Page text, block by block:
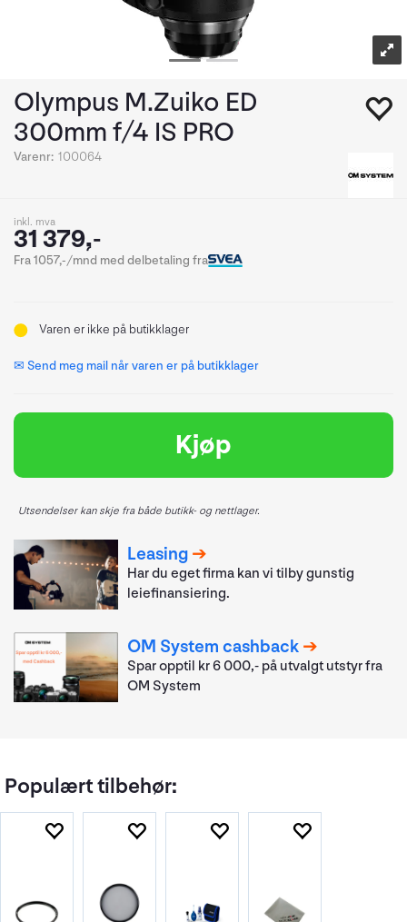
Olympus M.Zuiko ED
300mm f/4 IS PRO
Varenr: 100064
inkl. mva
31 379,-
Fra 1057,-/mnd med delbetaling fra
Varen er ikke på butikklager
✉ Send meg mail når varen er på butikklager
Kjøp
Utsendelser kan skje fra både butikk- og nettlager.
Leasing
Har du eget firma kan vi tilby gunstig
leiefinansiering.
OM System cashback
Spar opptil kr 6 000,- på utvalgt utstyr fra
OM System
Populært tilbehør: